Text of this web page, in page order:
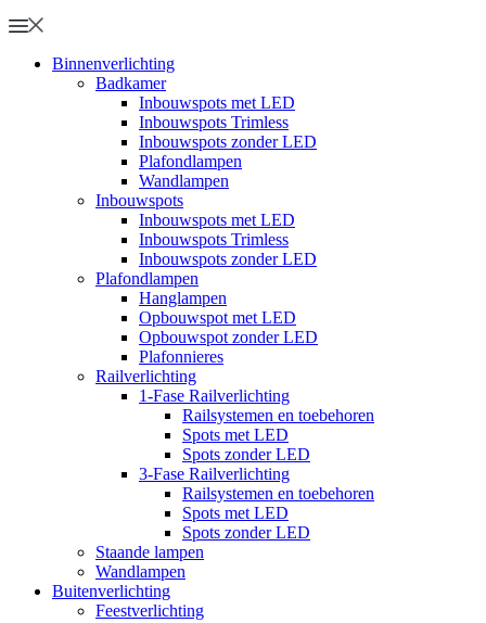
Binnenverlichting
Badkamer
Inbouwspots met LED
Inbouwspots Trimless
Inbouwspots zonder LED
Plafondlampen
Wandlampen
Inbouwspots
Inbouwspots met LED
Inbouwspots Trimless
Inbouwspots zonder LED
Plafondlampen
Hanglampen
Opbouwspot met LED
Opbouwspot zonder LED
Plafonnieres
Railverlichting
1-Fase Railverlichting
Railsystemen en toebehoren
Spots met LED
Spots zonder LED
3-Fase Railverlichting
Railsystemen en toebehoren
Spots met LED
Spots zonder LED
Staande lampen
Wandlampen
Buitenverlichting
Feestverlichting